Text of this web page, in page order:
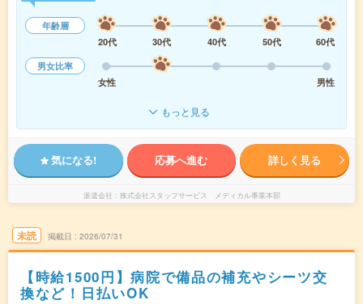
年齢層
20代
30代 40代 50代
60代
男女比率
女性
男性
もっと見る
気になる! 応募へ進む 詳しく見る
派遣会社 株式会社スタッフサービス メディカル事業本部
未読 掲載日 2026/07/31
【時給1500円】病院で備品の補充やシーツ交
換など！日払いOK